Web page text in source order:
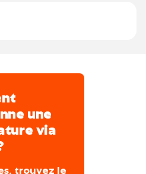
une
via
trouvez le